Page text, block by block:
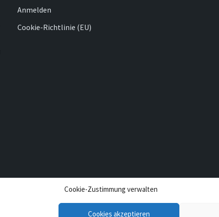
Cookie-Zustimmung verwalten
Cookies akzeptieren
Anmelden
Cookie-Richtlinie (EU)